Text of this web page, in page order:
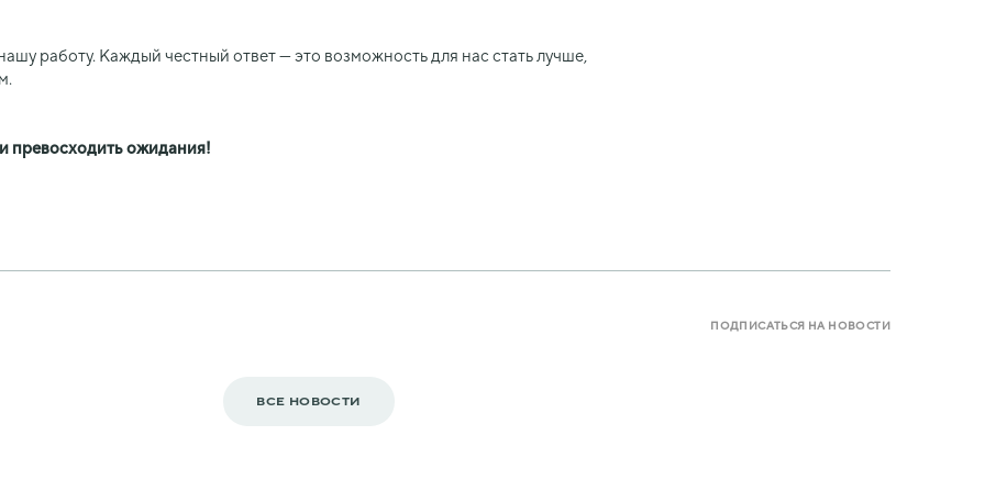
работу. Каждый честный ответ — это возможность для нас стать лучше,
превосходить ожидания!
ПОДПИСАТЬСЯ НА НОВОСТИ
ВСЕ НОВОСТИ